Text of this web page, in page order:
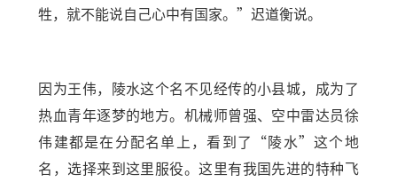
牲，就不能说自己心中有国家。”迟道衡说。
因为王伟，陵水这个名不见经传的小县城，成为了
热血青年逐梦的地方。机械师曾强、空中雷达员徐
伟建都是在分配名单上，看到了“陵水”这个地
名，选择来到这里服役。这里有我国先进的特种飞